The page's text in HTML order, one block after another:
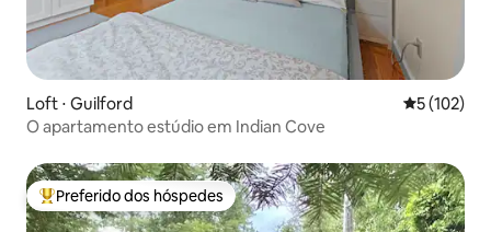
Loft ⋅ Guilford 5 de uma
5 (102)
O apartamento estúdio em Indian Cove
Entre os melhores preferidos dos hóspedes
Preferido dos hóspedes